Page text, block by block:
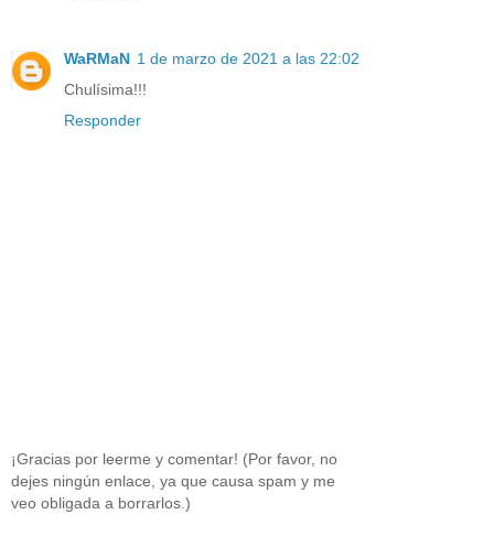
WaRMaN 1 de marzo de 2021 a las 22:02
Chulísima!!!
Responder
¡Gracias por leerme y comentar! (Por favor, no
dejes ningún enlace, ya que causa spam y me
veo obligada a borrarlos.)